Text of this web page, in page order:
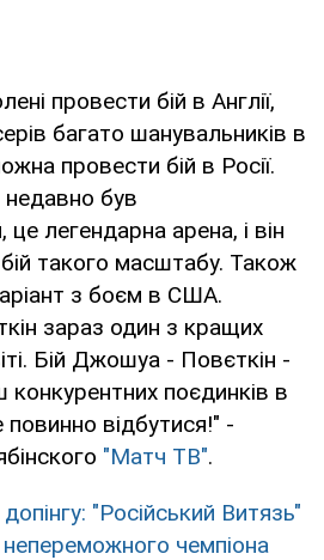
провести бій в Англії,
багато шанувальників в
провести бій в Росії.
був
легендарна арена, і він
такого масштабу. Також
з боєм в США.
зараз один з кращих
Бій Джошуа - Повєткін -
конкурентних поєдинків в
повинно відбутися!" -
"Матч ТВ".
"Російський Витязь"
чемпіона